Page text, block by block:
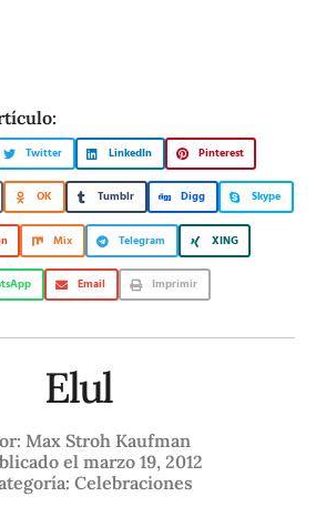
Twitter LinkedIn Pinterest
OK Tumblr Digg Skype
Mix Telegram XING
Email Imprimir
Elul
Max Stroh Kaufman
el marzo 19, 2012
Celebraciones